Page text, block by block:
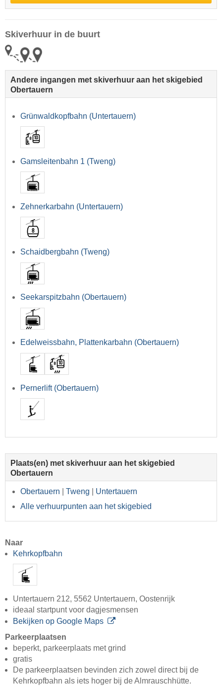
Skiverhuur in de buurt
Andere ingangen met skiverhuur aan het skigebied
Obertauern
Grünwaldkopfbahn (Untertauern)
Gamsleitenbahn 1 (Tweng)
Zehnerkarbahn (Untertauern)
Schaidbergbahn (Tweng)
Seekarspitzbahn (Obertauern)
Edelweissbahn, Plattenkarbahn (Obertauern)
Pernerlift (Obertauern)
Plaats(en) met skiverhuur aan het skigebied
Obertauern
Obertauern Tweng
Untertauern
Alle verhuurpunten aan het skigebied
Naar
Kehrkopfbahn
Untertauern 212, 5562 Untertauern, Oostenrijk
ideaal startpunt voor dagjesmensen
Bekijken op Google Maps
Parkeerplaatsen
beperkt, parkeerplaats met grind
gratis
De parkeerplaatsen bevinden zich zowel direct bij de
Kehrkopfbahn als iets hoger bij de Almrauschhütte.